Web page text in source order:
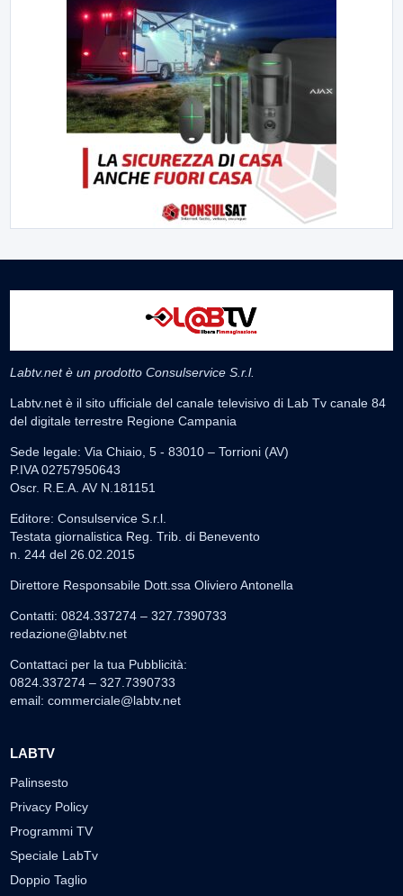
Labtv.net è un prodotto Consulservice S.r.l.
Labtv.net è il sito ufficiale del canale televisivo di Lab Tv canale 84
del digitale terrestre Regione Campania
Sede legale: Via Chiaio, 5 - 83010 – Torrioni (AV)
P.IVA 02757950643
Oscr. R.E.A. AV N.181151
Editore: Consulservice S.r.l.
Testata giornalistica Reg. Trib. di Benevento
n. 244 del 26.02.2015
Direttore Responsabile Dott.ssa Oliviero Antonella
Contatti: 0824.337274 – 327.7390733
redazione@labtv.net
Contattaci per la tua Pubblicità:
0824.337274 – 327.7390733
email: commerciale@labtv.net
LABTV
Palinsesto
Privacy Policy
Programmi TV
Speciale LabTv
Doppio Taglio